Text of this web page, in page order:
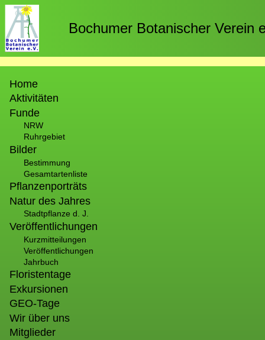
Direkt
zum
Inhalt
Bochumer Botanischer Verein
Home
Aktivitäten
Funde
NRW
Ruhrgebiet
Bilder
Bestimmung
Gesamtartenliste
Pflanzenporträts
Natur des Jahres
Stadtpflanze d. J.
Veröffentlichungen
Kurzmitteilungen
Veröffentlichungen
Jahrbuch
Floristentage
Exkursionen
GEO-Tage
Wir über uns
Mitglieder